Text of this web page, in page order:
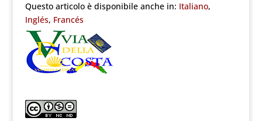
Questo articolo è disponibile anche in: Italiano
Inglés Francés